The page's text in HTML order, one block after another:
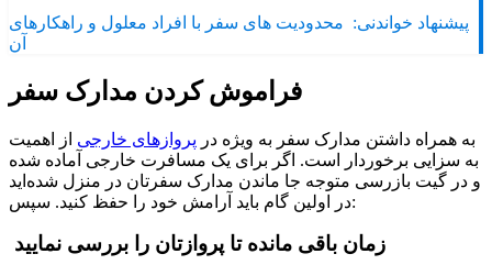
پیشنهاد خواندنی: محدودیت های سفر با افراد معلول و راهکارهای
آن
فراموش کردن مدارک سفر
به همراه داشتن مدارک سفر به ویژه در پروازهای خارجی از اهمیت
به سزایی برخوردار است. اگر برای یک مسافرت خارجی آماده شده
و در گیت بازرسی متوجه جا ماندن مدارک سفرتان در منزل شده‌اید
در اولین گام باید آرامش خود را حفظ کنید. سپس:
زمان باقی مانده تا پروازتان را بررسی نمایید